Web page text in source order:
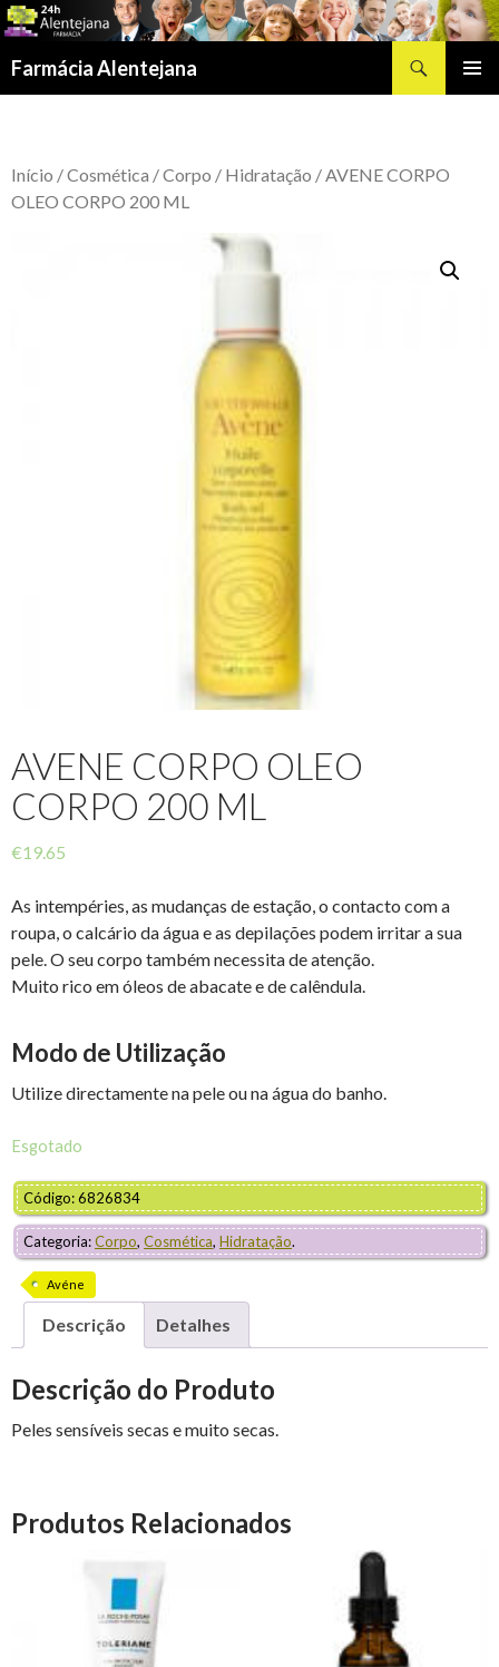
Farmácia Alentejana
Início /Cosmética /Corpo / Hidratação / AVENE CORPO
OLEO CORPO 200 ML
AVENE CORPO OLEO
CORPO 200 ML
€19.65
As intempéries, as mudanças de estação, o contacto com a
roupa, o calcário da água e as depilações podem irritar a sua
pele. O seu corpo também necessita de atenção.
Muito rico em óleos de abacate e de calêndula.
Modo de Utilização
Utilize directamente na pele ou na água do banho.
Esgotado
Código: 6826834
Categoria:Corpo, Cosmética, Hidratação.
Avéne
Descrição Detalhes
Descrição do Produto
Peles sensíveis secas e muito secas.
Produtos Relacionados